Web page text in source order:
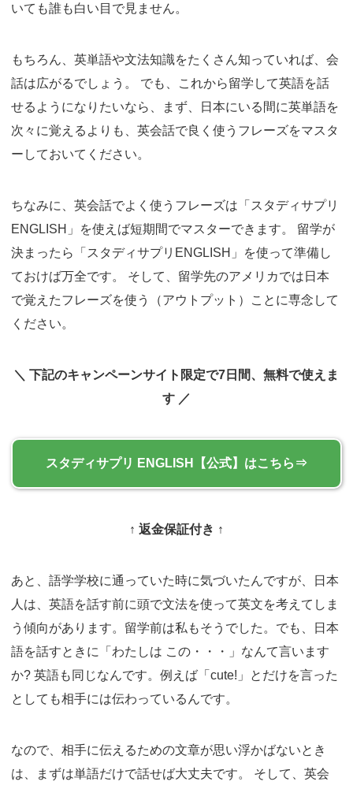
いても誰も白い目で見ません。
もちろん、英単語や文法知識をたくさん知っていれば、会
話は広がるでしょう。 でも、これから留学して英語を話
せるようになりたいなら、まず、日本にいる間に英単語を
次々に覚えるよりも、英会話で良く使うフレーズをマスタ
ーしておいてください。
ちなみに、英会話でよく使うフレーズは「スタディサプリ
ENGLISH」を使えば短期間でマスターできます。 留学が
決まったら「スタディサプリENGLISH」を使って準備し
ておけば万全です。 そして、留学先のアメリカでは日本
で覚えたフレーズを使う（アウトプット）ことに専念して
ください。
＼ 下記のキャンペーンサイト限定で7日間、無料で使えま
す ／
スタディサプリ ENGLISH
↑ 返金保証付き ↑
あと、語学学校に通っていた時に気づいたんですが、日本
人は、英語を話す前に頭で文法を使って英文を考えてしま
う傾向があります。留学前は私もそうでした。でも、日本
語を話すときに「わたしは この・・・」なんて言います
か? 英語も同じなんです。例えば「cute!」とだけを言った
としても相手には伝わっているんです。
なので、相手に伝えるための文章が思い浮かばないとき
は、まずは単語だけで話せば大丈夫です。 そして、英会